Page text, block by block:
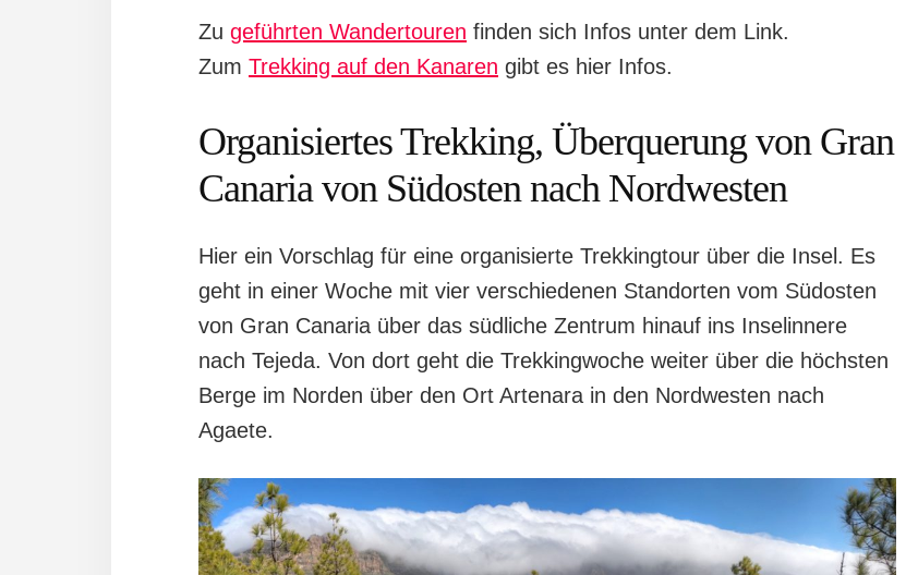
Zu geführten Wandertouren finden sich Infos unter dem Link.
Zum Trekking auf den Kanaren gibt es hier Infos.
Organisiertes Trekking, Überquerung von Gran
Canaria von Südosten nach Nordwesten
Hier ein Vorschlag für eine organisierte Trekkingtour über die Insel. Es
geht in einer Woche mit vier verschiedenen Standorten vom Südosten
von Gran Canaria über das südliche Zentrum hinauf ins Inselinnere
nach Tejeda. Von dort geht die Trekkingwoche weiter über die höchsten
Berge im Norden über den Ort Artenara in den Nordwesten nach
Agaete.